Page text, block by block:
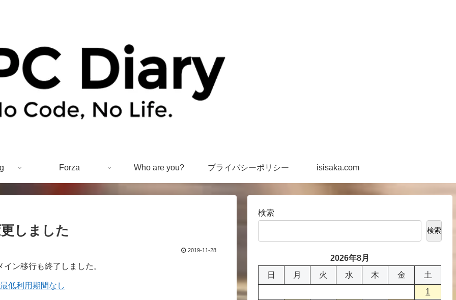
Forza Who are you? プライバシーポリシー isisaka.com
しました
2019-11-28
ン移行も終了しました。
低利用期間なし
検索
検索
2026年8月
日
月 火 水 木 金
土
1